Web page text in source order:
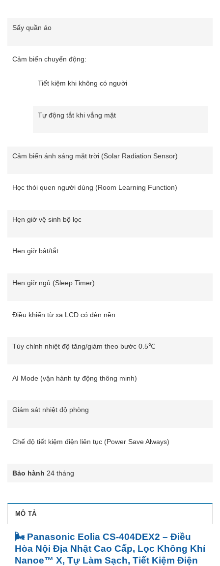
MÔ TẢ
🌬️ Panasonic Eolia CS-404DEX2 – Điều
Hòa Nội Địa Nhật Cao Cấp, Lọc Không Khí
Nanoe™ X, Tự Làm Sạch, Tiết Kiệm Điện
Sấy quần áo
Cảm biến chuyển động:
Tiết kiệm khi không có người
Tự động tắt khi vắng mặt
Cảm biến ánh sáng mặt trời (Solar Radiation Sensor)
Học thói quen người dùng (Room Learning Function)
Hẹn giờ vệ sinh bộ lọc
Hẹn giờ bật/tắt
Hẹn giờ ngủ (Sleep Timer)
Điều khiển từ xa LCD có đèn nền
Tùy chỉnh nhiệt độ tăng/giảm theo bước 0.5℃
AI Mode (vận hành tự động thông minh)
Giám sát nhiệt độ phòng
Chế độ tiết kiệm điện liên tục (Power Save Always)
Bảo hành 24 tháng